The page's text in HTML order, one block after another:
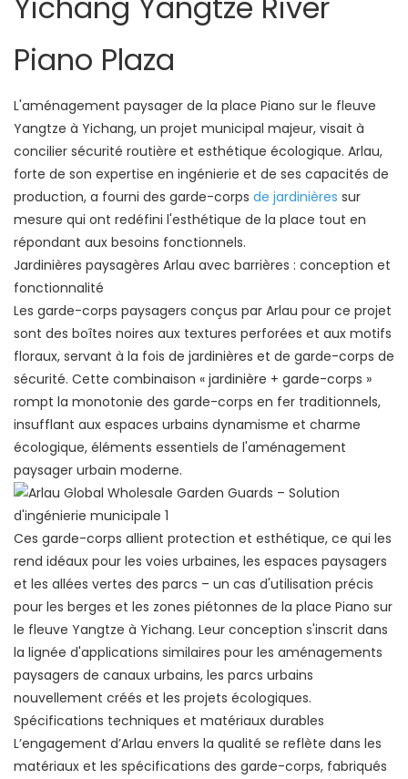
Piano Plaza
L'aménagement paysager de la place Piano sur le fleuve
Yangtze à Yichang, un projet municipal majeur, visait à
concilier sécurité routière et esthétique écologique. Arlau,
forte de son expertise en ingénierie et de ses capacités de
production, a fourni des garde-corps de jardinières sur
mesure qui ont redéfini l'esthétique de la place tout en
répondant aux besoins fonctionnels.
Jardinières paysagères Arlau avec barrières : conception et
fonctionnalité
Les garde-corps paysagers conçus par Arlau pour ce projet
sont des boîtes noires aux textures perforées et aux motifs
floraux, servant à la fois de jardinières et de garde-corps de
sécurité. Cette combinaison « jardinière + garde-corps »
rompt la monotonie des garde-corps en fer traditionnels,
insufflant aux espaces urbains dynamisme et charme
écologique, éléments essentiels de l'aménagement
paysager urbain moderne.
Ces garde-corps allient protection et esthétique, ce qui les
rend idéaux pour les voies urbaines, les espaces paysagers
et les allées vertes des parcs – un cas d'utilisation précis
pour les berges et les zones piétonnes de la place Piano sur
le fleuve Yangtze à Yichang. Leur conception s'inscrit dans
la lignée d'applications similaires pour les aménagements
paysagers de canaux urbains, les parcs urbains
nouvellement créés et les projets écologiques.
Spécifications techniques et matériaux durables
L’engagement d’Arlau envers la qualité se reflète dans les
matériaux et les spécifications des garde-corps, fabriqués